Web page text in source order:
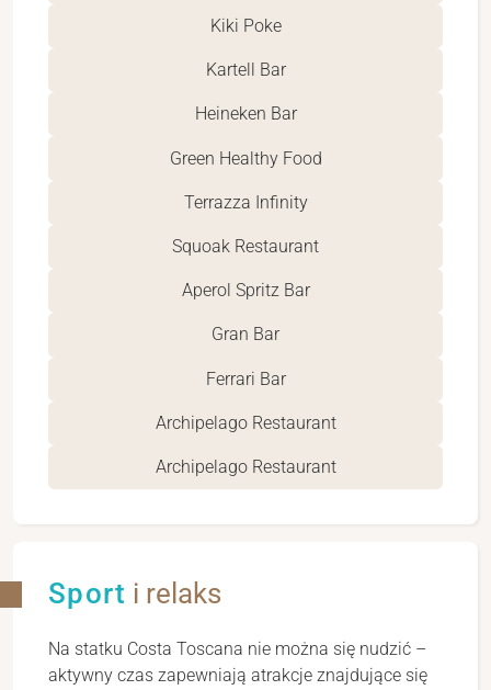
Kiki Poke
Kartell Bar
Heineken Bar
Green Healthy Food
Terrazza Infinity
Squoak Restaurant
Aperol Spritz Bar
Gran Bar
Ferrari Bar
Archipelago Restaurant
Archipelago Restaurant
Sport i relaks
Na statku Costa Toscana nie można się nudzić –
aktywny czas zapewniają atrakcje znajdujące się